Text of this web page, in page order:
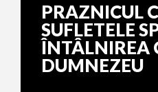
PRAZNICUL
SUFLETELE
ÎNTÂLNIREA
DUMNEZEU